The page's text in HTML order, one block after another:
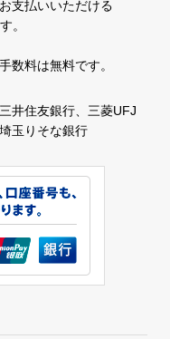
支払いいただける
。
数料は無料です。
井住友銀行、三菱UFJ
玉りそな銀行